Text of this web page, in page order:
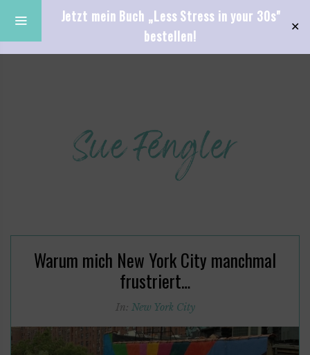
Jetzt mein Buch „Less Stress in your 30s"
bestellen!
✕
Warum mich New York City manchmal
frustriert…
In: New York City